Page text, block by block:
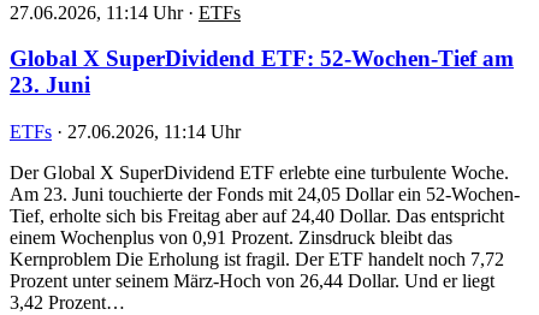
27.06.2026, 11:14 Uhr · ETFs
Global X SuperDividend ETF: 52-Wochen-Tief am
23. Juni
ETFs · 27.06.2026, 11:14 Uhr
Der Global X SuperDividend ETF erlebte eine turbulente Woche.
Am 23. Juni touchierte der Fonds mit 24,05 Dollar ein 52-Wochen-
Tief, erholte sich bis Freitag aber auf 24,40 Dollar. Das entspricht
einem Wochenplus von 0,91 Prozent. Zinsdruck bleibt das
Kernproblem Die Erholung ist fragil. Der ETF handelt noch 7,72
Prozent unter seinem März-Hoch von 26,44 Dollar. Und er liegt
3,42 Prozent…